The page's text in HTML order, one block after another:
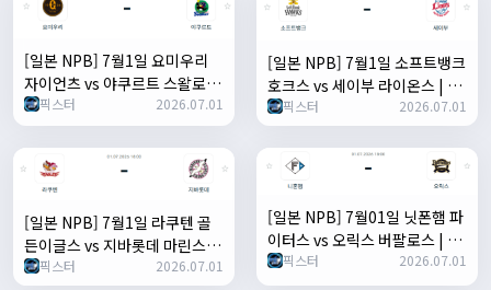
[일본 NPB] 7월1일 요미우리
자이언츠 vs 야쿠르트 스왈로즈
| 스포츠 분석 무료 중계 토친놈
픽스터 2026.07.01
[일본 NPB] 7월1일 소프트뱅크
호크스 vs 세이부 라이온스 | 스
포츠 분석 무료 중계 토친놈
픽스터 2026.07.01
[일본 NPB] 7월1일 라쿠텐 골
든이글스 vs 지바롯데 마린스 |
스포츠 분석 무료 중계 토친놈
픽스터 2026.07.01
[일본 NPB] 7월01일 닛폰햄 파
이터스 vs 오릭스 버팔로스 | 스
포츠 분석 무료 중계 토친놈
픽스터 2026.07.01